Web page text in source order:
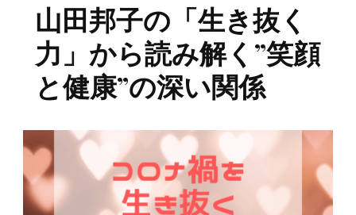
山田邦子の「生き抜く
力」から読み解く”笑顔
と健康”の深い関係